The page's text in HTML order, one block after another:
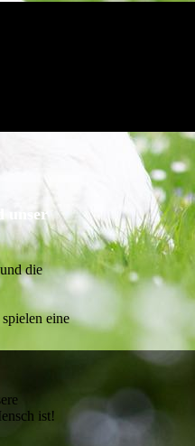
unser
die
eine
ist!